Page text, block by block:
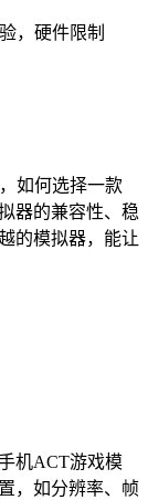
，硬件限制
如何选择一款
器的兼容性、稳
的模拟器，能让
机ACT游戏模
，如分辨率、帧